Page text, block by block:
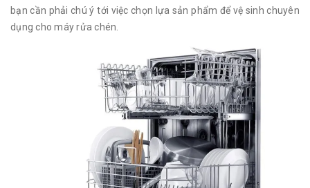
bạn cần phải chú ý tới việc chọn lựa sản phẩm để vệ sinh chuyên
dụng cho máy rửa chén.